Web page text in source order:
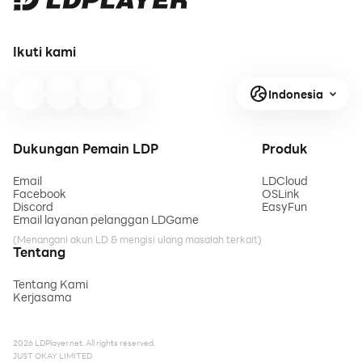
Ikuti kami
Indonesia
Dukungan Pemain LDP
Email
Facebook
Discord
Email layanan pelanggan LDGame
(Menangani akun LD & mengisi ulang masalah terkait)
Produk
LDCloud
OSLink
EasyFun
Tentang
Tentang Kami
Kerjasama
2026 LDPlayer.net. All rights reserved.
JUST OKAY LIMITED